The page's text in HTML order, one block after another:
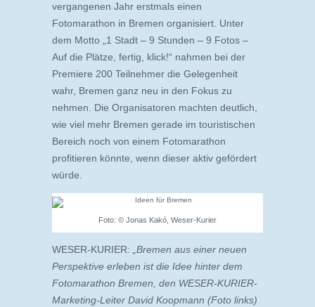
vergangenen Jahr erstmals einen
Fotomarathon in Bremen organisiert. Unter
dem Motto „1 Stadt – 9 Stunden – 9 Fotos –
Auf die Plätze, fertig, klick!“ nahmen bei der
Premiere 200 Teilnehmer die Gelegenheit
wahr, Bremen ganz neu in den Fokus zu
nehmen. Die Organisatoren machten deutlich,
wie viel mehr Bremen gerade im touristischen
Bereich noch von einem Fotomarathon
profitieren könnte, wenn dieser aktiv gefördert
würde.
Foto: © Jonas Kakó, Weser-Kurier
WESER-KURIER: „Bremen aus einer neuen
Perspektive erleben ist die Idee hinter dem
Fotomarathon Bremen, den WESER-KURIER-
Marketing-Leiter David Koopmann (Foto links)